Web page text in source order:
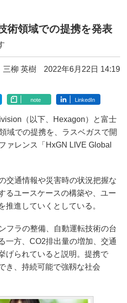
術領域での提携を発表
三柳 英樹 2022年6月22日 14:19
note LinkedIn
（以下、Hexagon）と富士
域での提携を、ラスベガスで開
ァレンス「HxGN LIVE Global
交通情報や災害時の状況把握な
るユースケースの構築や、ユー
進していくとしている。
フラの整備、自動運転技術の台
一方、CO2排出量の増加、交通
げられていると説明。提携で
き、持続可能で強靱な社会